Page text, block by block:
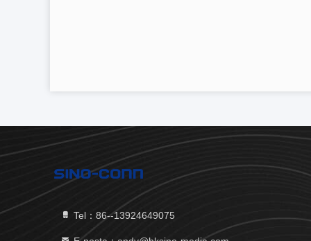
Tel：86--13924649075